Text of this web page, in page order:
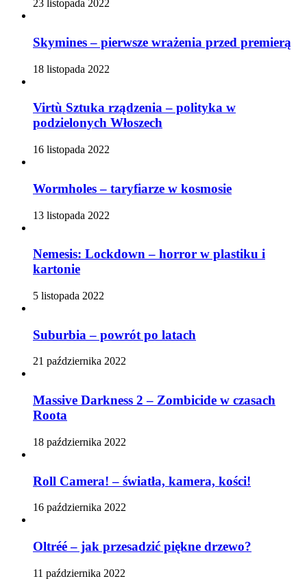
23 listopada 2022
Skymines – pierwsze wrażenia przed premierą
18 listopada 2022
Virtù Sztuka rządzenia – polityka w
podzielonych Włoszech
16 listopada 2022
Wormholes – taryfiarze w kosmosie
13 listopada 2022
Nemesis: Lockdown – horror w plastiku i
kartonie
5 listopada 2022
Suburbia – powrót po latach
21 października 2022
Massive Darkness 2 – Zombicide w czasach
Roota
18 października 2022
Roll Camera! – światła, kamera, kości!
16 października 2022
Oltréé – jak przesadzić piękne drzewo?
11 października 2022